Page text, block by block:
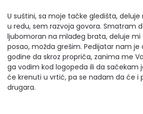
U suštini, sa moje tačke gledišta,
u redu, sem razvoja govora. Smatram
ljubomoran na mlađeg brata, deluje
posao, možda grešim. Pedijatar nam
godine da skroz propriča, zanima me
ga vodim kod logopeda ili da sačekam
će krenuti u vrtić, pa se nadam da će i
drugara.